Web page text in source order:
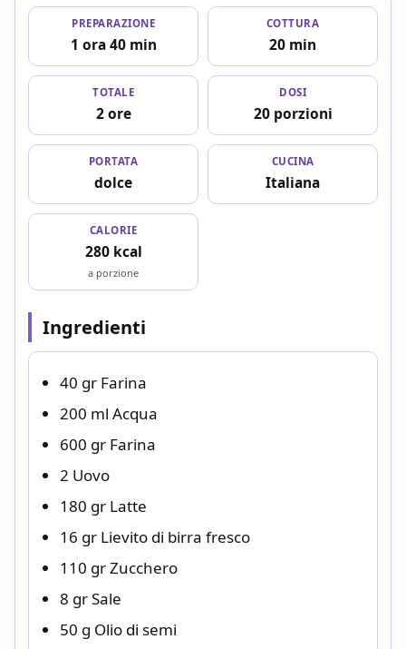
PREPARAZIONE
1 ora 40 min
COTTURA
20 min
TOTALE
2 ore
DOSI
20 porzioni
PORTATA
dolce
CUCINA
Italiana
CALORIE
280 kcal
a porzione
Ingredienti
40 gr Farina
200 ml Acqua
600 gr Farina
2 Uovo
180 gr Latte
16 gr Lievito di birra fresco
110 gr Zucchero
8 gr Sale
50 g Olio di semi